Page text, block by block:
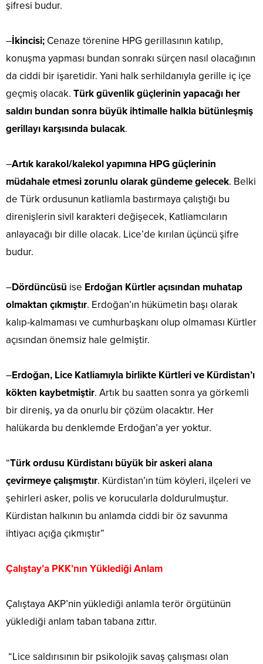
şifresi budur.
–İkincisi; Cenaze törenine HPG gerillasının katılıp,
konuşma yapması bundan sonrakı sürçen nasıl olacağının
da ciddi bir işaretidir. Yani halk serhildanıyla gerille iç içe
geçmiş olacak. Türk güvenlik güçlerinin yapacağı her
saldırı bundan sonra büyük ihtimalle halkla bütünleşmiş
gerillayı karşısında bulacak.
–Artık karakol/kalekol yapımına HPG güçlerinin
müdahale etmesi zorunlu olarak gündeme gelecek. Belki
de Türk ordusunun katliamla bastırmaya çalıştığı bu
direnişlerin sivil karakteri değişecek, Katliamcıların
anlayacağı bir dille olacak. Lice’de kırılan üçüncü şifre
budur.
–Dördüncüsü ise Erdoğan Kürtler açısından muhatap
olmaktan çıkmıştır. Erdoğan’ın hükümetin başı olarak
kalıp-kalmaması ve cumhurbaşkanı olup olmaması Kürtler
açısından önemsiz hale gelmiştir.
–Erdoğan, Lice Katliamıyla birlikte Kürtleri ve Kürdistan’ı
kökten kaybetmiştir. Artık bu saatten sonra ya görkemli
bir direniş, ya da onurlu bir çözüm olacaktır. Her
halükarda bu denklemde Erdoğan’a yer yoktur.
“Türk ordusu Kürdistanı büyük bir askeri alana
çevirmeye çalışmıştır. Kürdistan’ın tüm köyleri, ilçeleri ve
şehirleri asker, polis ve korucularla doldurulmuştur.
Kürdistan halkının bu anlamda ciddi bir öz savunma
ihtiyacı açığa çıkmıştır”
Çalıştay’a PKK’nın Yüklediği Anlam
Çalıştaya AKP’nin yüklediği anlamla terör örgütünün
yüklediği anlam taban tabana zıttır.
“Lice saldırısının bir psikolojik savaş çalışması olan